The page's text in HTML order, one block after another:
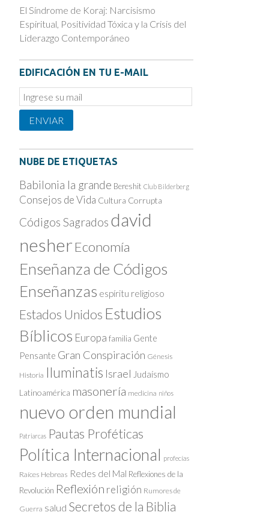
El Síndrome de Koraj: Narcisismo
Espiritual, Positividad Tóxica y la Crisis del
Liderazgo Contemporáneo
EDIFICACIÓN EN TU E-MAIL
Email
Subscription
ENVIAR
NUBE DE ETIQUETAS
Babilonia la grande Bereshit Club Bilderberg
Consejos de Vida Cultura Corrupta
Códigos Sagrados david
nesher Economía
Enseñanza de Códigos
Enseñanzas espíritu religioso
Estados Unidos Estudios
Bíblicos Europa familia Gente
Pensante Gran Conspiración Génesis
Historia Iluminatis Israel Judaísmo
Latinoamérica masonería medicina niños
nuevo orden mundial
Patriarcas Pautas Proféticas
Política Internacional profecías
Raíces Hebreas Redes del Mal Reflexiones de la
Revolución Reflexión religión Rumores de
Guerra salud Secretos de la Biblia